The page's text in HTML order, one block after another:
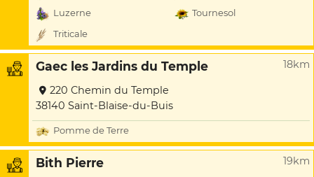
Luzerne
Tournesol
Triticale
Gaec les Jardins du Temple 18km
220 Chemin du Temple
38140 Saint-Blaise-du-Buis
Pomme de Terre
Bith Pierre 19km